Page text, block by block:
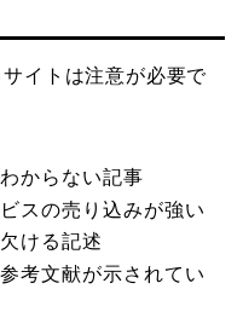
イトは注意が必要で
からない記事
スの売り込みが強い
ける記述
参考文献が示されてい